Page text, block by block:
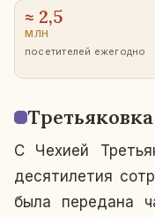
≈ 2,5
МЛН
по­се­ти­те­лей еже­год­но
С Чехией
де­ся­ти­ле­тия
была пе­ре­да­на